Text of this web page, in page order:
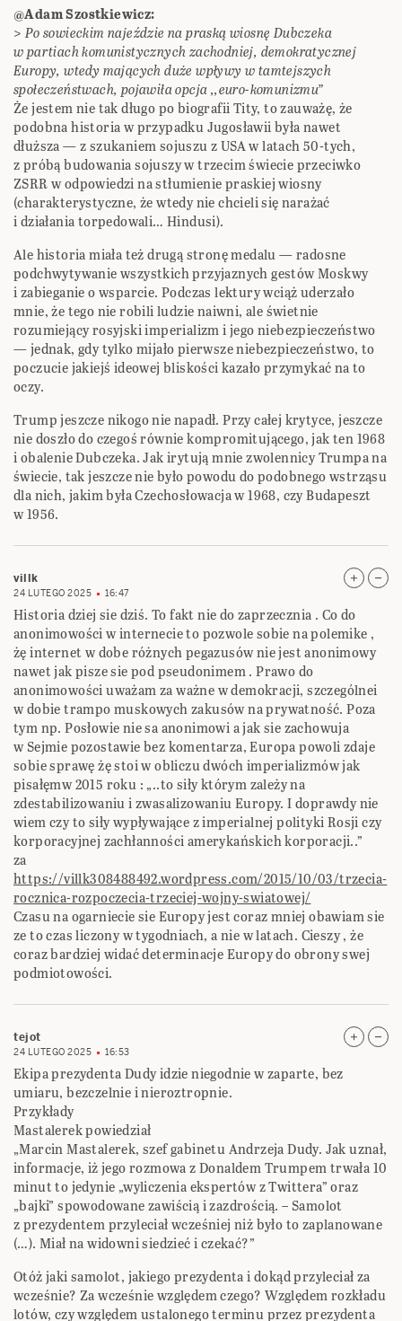
@Adam Szostkiewicz:
> Po sowieckim najeździe na praską wiosnę Dubczeka
w partiach komunistycznych zachodniej, demokratycznej
Europy, wtedy mających duże wpływy w tamtejszych
społeczeństwach, pojawiła opcja ,,euro-komunizmu”
Że jestem nie tak długo po biografii Tity, to zauważę, że
podobna historia w przypadku Jugosławii była nawet
dłuższa — z szukaniem sojuszu z USA w latach 50-tych,
z próbą budowania sojuszy w trzecim świecie przeciwko
ZSRR w odpowiedzi na stłumienie praskiej wiosny
(charakterystyczne, że wtedy nie chcieli się narażać
i działania torpedowali… Hindusi).
Ale historia miała też drugą stronę medalu — radosne
podchwytywanie wszystkich przyjaznych gestów Moskwy
i zabieganie o wsparcie. Podczas lektury wciąż uderzało
mnie, że tego nie robili ludzie naiwni, ale świetnie
rozumiejący rosyjski imperializm i jego niebezpieczeństwo
— jednak, gdy tylko mijało pierwsze niebezpieczeństwo, to
poczucie jakiejś ideowej bliskości kazało przymykać na to
oczy.
Trump jeszcze nikogo nie napadł. Przy całej krytyce, jeszcze
nie doszło do czegoś równie kompromitującego, jak ten 1968
i obalenie Dubczeka. Jak irytują mnie zwolennicy Trumpa na
świecie, tak jeszcze nie było powodu do podobnego wstrząsu
dla nich, jakim była Czechosłowacja w 1968, czy Budapeszt
w 1956.
villk
24 LUTEGO 2025 16:47
Historia dziej sie dziś. To fakt nie do zaprzecznia . Co do
anonimowości w internecie to pozwole sobie na polemike ,
żę internet w dobe różnych pegazusów nie jest anonimowy
nawet jak pisze sie pod pseudonimem . Prawo do
anonimowości uważam za ważne w demokracji, szczególnei
w dobie trampo muskowych zakusów na prywatność. Poza
tym np. Posłowie nie sa anonimowi a jak sie zachowuja
w Sejmie pozostawie bez komentarza, Europa powoli zdaje
sobie sprawę żę stoi w obliczu dwóch imperializmów jak
pisałęmw 2015 roku : „..to siły którym zależy na
zdestabilizowaniu i zwasalizowaniu Europy. I doprawdy nie
wiem czy to siły wypływające z imperialnej polityki Rosji czy
korporacyjnej zachłanności amerykańskich korporacji..”
za
https://villk308488492.wordpress.com/2015/10/03/trzecia-
rocznica-rozpoczecia-trzeciej-wojny-swiatowej/
Czasu na ogarniecie sie Europy jest coraz mniej obawiam sie
ze to czas liczony w tygodniach, a nie w latach. Cieszy , że
coraz bardziej widać determinacje Europy do obrony swej
podmiotowości.
tejot
24 LUTEGO 2025 16:53
Ekipa prezydenta Dudy idzie niegodnie w zaparte, bez
umiaru, bezczelnie i nieroztropnie.
Przykłady
Mastalerek powiedział
„Marcin Mastalerek, szef gabinetu Andrzeja Dudy. Jak uznał,
informacje, iż jego rozmowa z Donaldem Trumpem trwała 10
minut to jedynie „wyliczenia ekspertów z Twittera” oraz
„bajki” spowodowane zawiścią i zazdrością. – Samolot
z prezydentem przyleciał wcześniej niż było to zaplanowane
(…). Miał na widowni siedzieć i czekać?”
Otóż jaki samolot, jakiego prezydenta i dokąd przyleciał za
wcześnie? Za wcześnie względem czego? Względem rozkładu
lotów, czy względem ustalonego terminu przez prezydenta